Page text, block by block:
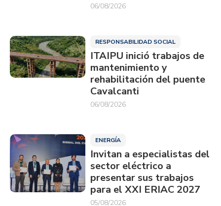
06/08/2026
RESPONSABILIDAD SOCIAL
ITAIPU inició trabajos de
mantenimiento y
rehabilitación del puente
Cavalcanti
06/08/2026
ENERGÍA
Invitan a especialistas del
sector eléctrico a
presentar sus trabajos
para el XXI ERIAC 2027
05/08/2026